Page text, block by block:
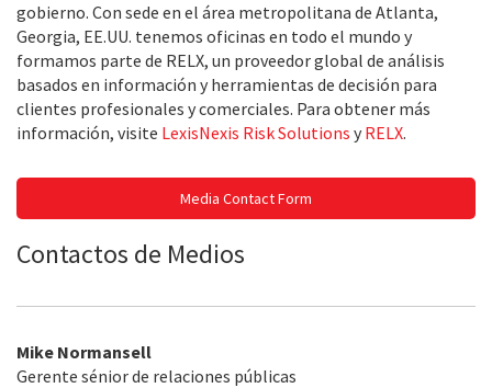
gobierno. Con sede en el área metropolitana de Atlanta,
Georgia, EE.UU. tenemos oficinas en todo el mundo y
formamos parte de RELX, un proveedor global de análisis
basados en información y herramientas de decisión para
clientes profesionales y comerciales. Para obtener más
información, visite LexisNexis Risk Solutions y RELX.
Media Contact Form
Contactos de Medios
Mike Normansell
Gerente sénior de relaciones públicas